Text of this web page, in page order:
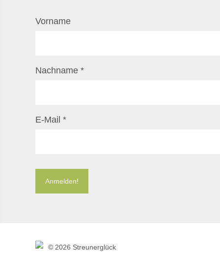
Vorname
Nachname *
E-Mail *
© 2026 Streunerglück